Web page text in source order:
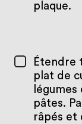
plaque.
Étendre
plat de
pâtes.
râpés et